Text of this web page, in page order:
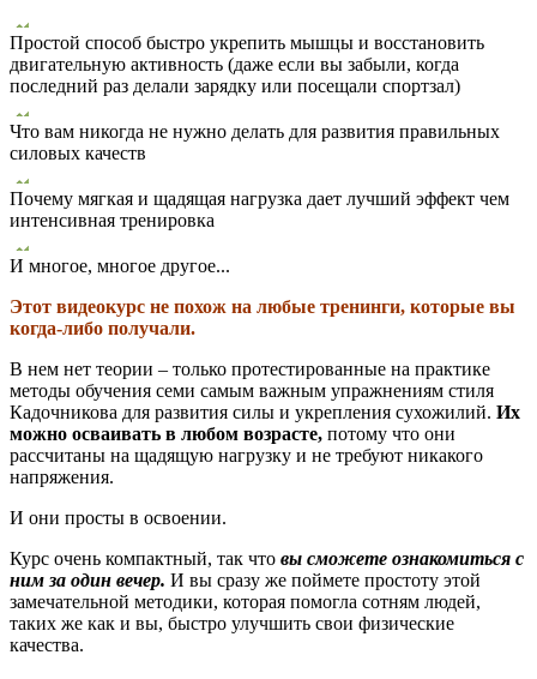
Простой способ быстро укрепить мышцы и восстановить
двигательную активность (даже если вы забыли, когда
последний раз делали зарядку или посещали спортзал)
Что вам никогда не нужно делать для развития правильных
силовых качеств
Почему мягкая и щадящая нагрузка дает лучший эффект чем
интенсивная тренировка
И многое, многое другое...
Этот видеокурс не похож на любые тренинги, которые вы
когда-либо получали.
В нем нет теории – только протестированные на практике
методы обучения семи самым важным упражнениям стиля
Кадочникова для развития силы и укрепления сухожилий. Их
можно осваивать в любом возрасте, потому что они
рассчитаны на щадящую нагрузку и не требуют никакого
напряжения.
И они просты в освоении.
Курс очень компактный, так что вы сможете ознакомиться с
ним за один вечер. И вы сразу же поймете простоту этой
замечательной методики, которая помогла сотням людей,
таких же как и вы, быстро улучшить свои физические
качества.